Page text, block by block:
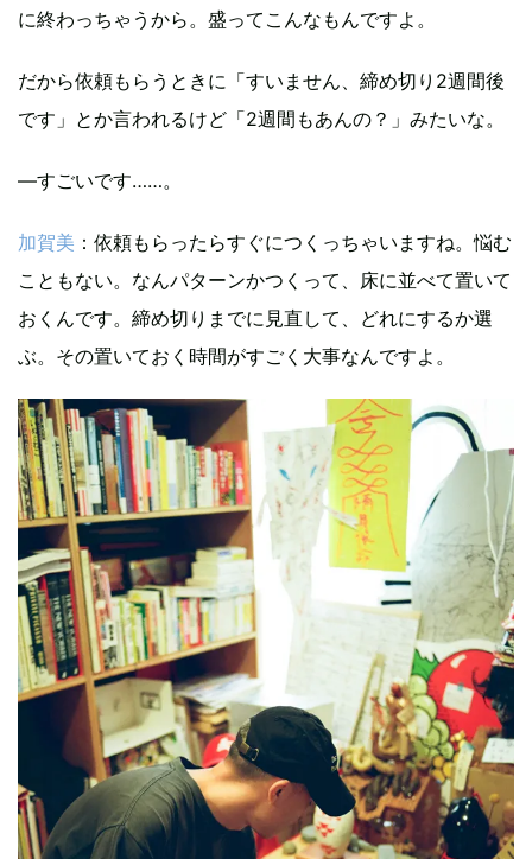
に終わっちゃうから。盛ってこんなもんですよ。
だから依頼もらうときに「すいません、締め切り2週間後
です」とか言われるけど「2週間もあんの？」みたいな。
―すごいです……。
加賀美 ：依頼もらったらすぐにつくっちゃいますね。悩む
こともない。なんパターンかつくって、床に並べて置いて
おくんです。締め切りまでに見直して、どれにするか選
ぶ。その置いておく時間がすごく大事なんですよ。